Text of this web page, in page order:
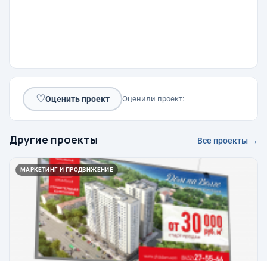
♡Оценить проект Оценили проект:
Другие проекты Все проекты →
МАРКЕТИНГ И ПРОДВИЖЕНИЕ